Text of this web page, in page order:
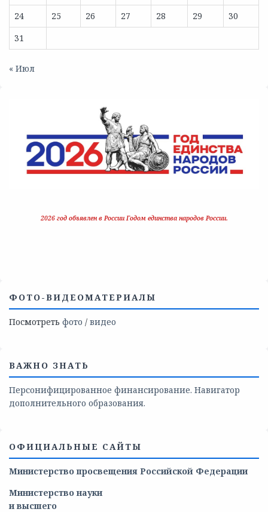
24
25 26 27 28 29
30
31
« Июл
2026 год объявлен в России Годом единства народов России.
ФОТО-ВИДЕОМАТЕРИАЛЫ
Посмотреть фото / видео
ВАЖНО ЗНАТЬ
Персонифицированное финансирование. Навигатор
дополнительного образования.
ОФИЦИАЛЬНЫЕ САЙТЫ
Министерство просвещения Российской Федерации
Министерство науки
и высшего